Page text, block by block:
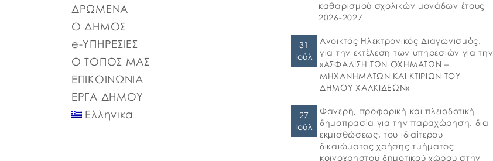
ΔΡΩΜΕΝΑ
Ο ΔΗΜΟΣ
e-ΥΠΗΡΕΣΙΕΣ
Ο ΤΟΠΟΣ ΜΑΣ
ΕΠΙΚΟΙΝΩΝΙΑ
ΕΡΓΑ ΔΗΜΟΥ
Ελληνικα
καθαρισμού σχολικών μονάδων έτους
2026-2027
31
Ιούλ
Ανοικτός Ηλεκτρονικός Διαγωνισμός,
για την εκτέλεση των υπηρεσιών για την
«ΑΣΦΑΛΙΣΗ ΤΩΝ ΟΧΗΜΑΤΩΝ –
ΜΗΧΑΝΗΜΑΤΩΝ ΚΑΙ ΚΤΙΡΙΩΝ ΤΟΥ
ΔΗΜΟΥ ΧΑΛΚΙΔΕΩΝ»
27
Ιούλ
Φανερή, προφορική και πλειοδοτική
δημοπρασία για την παραχώρηση, δια
εκμισθώσεως, του ιδιαίτερου
δικαιώματος χρήσης τμήματος
κοινόχρηστου δημοτικού χώρου στην